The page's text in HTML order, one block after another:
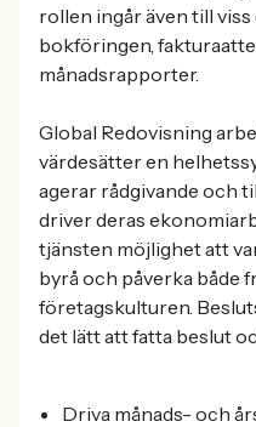
rollen ingår även till
bokföringen,
månadsrapporter.
Global Redovisning
värdesätter en
agerar rådgivande och
driver deras
tjänsten möjlighet att
byrå och påverka både
företagskulturen.
det lätt att fatta beslut
Driva månads- och